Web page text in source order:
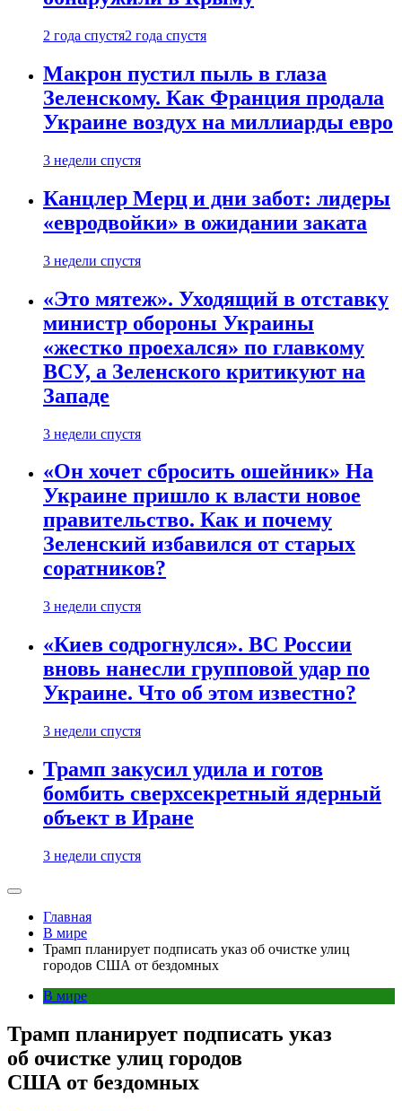
2 года спустя2 года спустя
Макрон пустил пыль в глаза
Зеленскому. Как Франция продала
Украине воздух на миллиарды евро
3 недели спустя
Канцлер Мерц и дни забот: лидеры
«евродвойки» в ожидании заката
3 недели спустя
«Это мятеж». Уходящий в отставку
министр обороны Украины
«жестко проехался» по главкому
ВСУ, а Зеленского критикуют на
Западе
3 недели спустя
«Он хочет сбросить ошейник» На
Украине пришло к власти новое
правительство. Как и почему
Зеленский избавился от старых
соратников?
3 недели спустя
«Киев содрогнулся». ВС России
вновь нанесли групповой удар по
Украине. Что об этом известно?
3 недели спустя
Трамп закусил удила и готов
бомбить сверхсекретный ядерный
объект в Иране
3 недели спустя
Главная
В мире
Трамп планирует подписать указ об очистке улиц
городов США от бездомных
В мире
Трамп планирует подписать указ
об очистке улиц городов
США от бездомных